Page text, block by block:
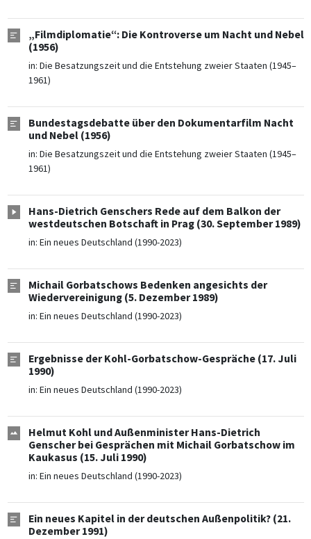
„Filmdiplomatie“: Die Kontroverse um Nacht und Nebel
(1956)
in: Die Besatzungszeit und die Entstehung zweier Staaten (1945–
1961)
Bundestagsdebatte über den Dokumentarfilm Nacht
und Nebel (1956)
in: Die Besatzungszeit und die Entstehung zweier Staaten (1945–
1961)
Hans-Dietrich Genschers Rede auf dem Balkon der
westdeutschen Botschaft in Prag (30. September 1989)
in: Ein neues Deutschland (1990-2023)
Michail Gorbatschows Bedenken angesichts der
Wiedervereinigung (5. Dezember 1989)
in: Ein neues Deutschland (1990-2023)
Ergebnisse der Kohl-Gorbatschow-Gespräche (17. Juli
1990)
in: Ein neues Deutschland (1990-2023)
Helmut Kohl und Außenminister Hans-Dietrich
Genscher bei Gesprächen mit Michail Gorbatschow im
Kaukasus (15. Juli 1990)
in: Ein neues Deutschland (1990-2023)
Ein neues Kapitel in der deutschen Außenpolitik? (21.
Dezember 1991)